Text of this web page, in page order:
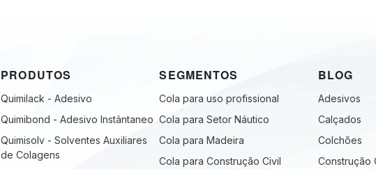
PRODUTOS
Quimilack - Adesivo
Quimibond - Adesivo Instântaneo
Quimisolv - Solventes Auxiliares
de Colagens
SEGMENTOS
Cola para uso profissional
Cola para Setor Náutico
Cola para Madeira
Cola para Construção Civil
BLOG
Adesivos
Calçados
Colchões
Construção